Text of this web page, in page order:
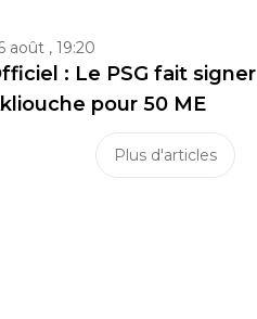
août , 19:20
: Le PSG fait signer
pour 50 ME
Plus d'articles